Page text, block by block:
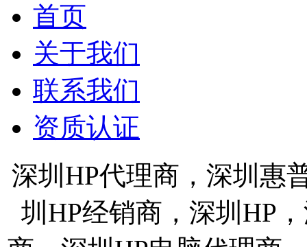
首页
关于我们
联系我们
资质认证
深圳HP代理商，深圳惠
圳HP经销商，深圳HP